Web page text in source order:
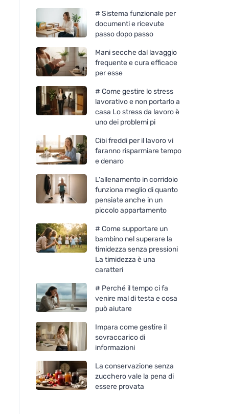
# Sistema funzionale per
documenti e ricevute
passo dopo passo
Mani secche dal lavaggio
frequente e cura efficace
per esse
# Come gestire lo stress
lavorativo e non portarlo a
casa Lo stress da lavoro è
uno dei problemi pi
Cibi freddi per il lavoro vi
faranno risparmiare tempo
e denaro
L'allenamento in corridoio
funziona meglio di quanto
pensiate anche in un
piccolo appartamento
# Come supportare un
bambino nel superare la
timidezza senza pressioni
La timidezza è una
caratteri
# Perché il tempo ci fa
venire mal di testa e cosa
può aiutare
Impara come gestire il
sovraccarico di
informazioni
La conservazione senza
zucchero vale la pena di
essere provata